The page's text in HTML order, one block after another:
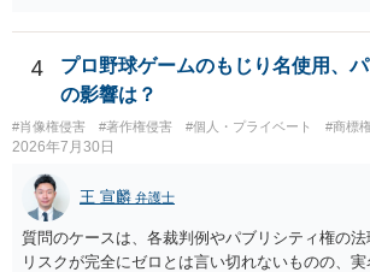
4
プロ野球ゲームのもじり名使用、
の影響は？
#肖像権侵害 #著作権侵害 #個人・プライベート #商標
2026年7月30日
王 宣麟 弁護士
質問のケースは、各裁判例やパブリシティ権の
リスクが完全にゼロとは言い切れないものの、